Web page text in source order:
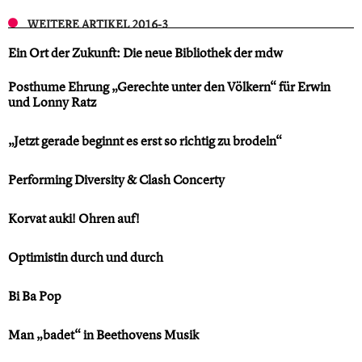
WEITERE ARTIKEL 2016-3
Ein Ort der Zukunft: Die neue Bibliothek der mdw
Posthume Ehrung „Gerechte unter den Völkern“ für Erwin
und Lonny Ratz
„Jetzt gerade beginnt es erst so richtig zu brodeln“
Performing Diversity & Clash Concerty
Korvat auki! Ohren auf!
Optimistin durch und durch
Bi Ba Pop
Man „badet“ in Beethovens Musik